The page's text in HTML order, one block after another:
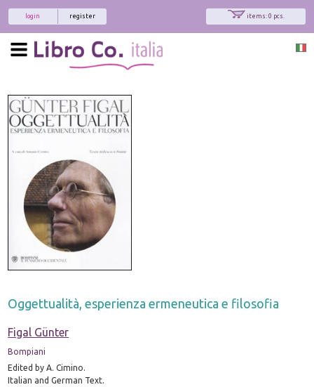
items: 0 pcs.
register
login
Oggettualità, esperienza ermeneutica e filosofia
Figal Günter
Bompiani
Edited by A. Cimino.
Italian and German Text.